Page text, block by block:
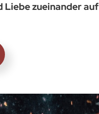
Liebe zueinander auf